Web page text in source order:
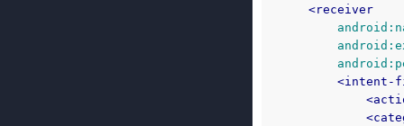
<receiver
<intent-